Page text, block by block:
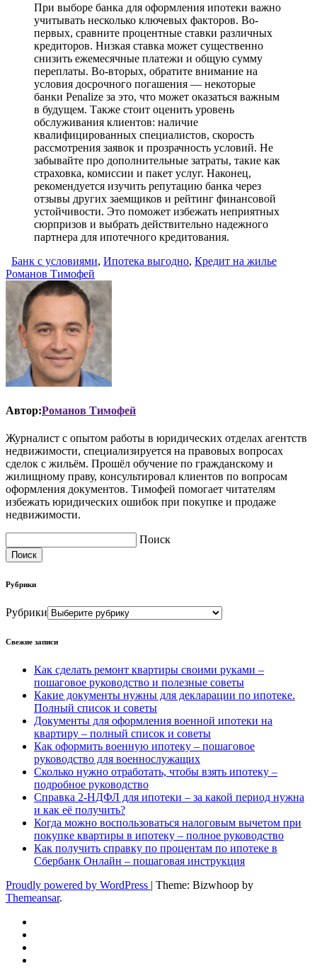
При выборе банка для оформления ипотеки важно
учитывать несколько ключевых факторов. Во-
первых, сравните процентные ставки различных
кредиторов. Низкая ставка может существенно
снизить ежемесячные платежи и общую сумму
переплаты. Во-вторых, обратите внимание на
условия досрочного погашения — некоторые
банки Penalize за это, что может оказаться важным
в будущем. Также стоит оценить уровень
обслуживания клиентов: наличие
квалифицированных специалистов, скорость
рассмотрения заявок и прозрачность условий. Не
забывайте про дополнительные затраты, такие как
страховка, комиссии и пакет услуг. Наконец,
рекомендуется изучить репутацию банка через
отзывы других заемщиков и рейтинг финансовой
устойчивости. Это поможет избежать неприятных
сюрпризов и выбрать действительно надежного
партнера для ипотечного кредитования.
Банк с условиями, Ипотека выгодно, Кредит на жилье
Романов Тимофей
Автор:Романов Тимофей
Журналист с опытом работы в юридических отделах агентств
недвижимости, специализируется на правовых вопросах
сделок с жильём. Прошёл обучение по гражданскому и
жилищному праву, консультировал клиентов по вопросам
оформления документов. Тимофей помогает читателям
избежать юридических ошибок при покупке и продаже
недвижимости.
Поиск
Поиск
Рубрики
Рубрики
Свежие записи
Как сделать ремонт квартиры своими руками –
пошаговое руководство и полезные советы
Какие документы нужны для декларации по ипотеке.
Полный список и советы
Документы для оформления военной ипотеки на
квартиру – полный список и советы
Как оформить военную ипотеку – пошаговое
руководство для военнослужащих
Сколько нужно отработать, чтобы взять ипотеку –
подробное руководство
Справка 2-НДФЛ для ипотеки – за какой период нужна
и как её получить?
Когда можно воспользоваться налоговым вычетом при
покупке квартиры в ипотеку – полное руководство
Как получить справку по процентам по ипотеке в
Сбербанк Онлайн – пошаговая инструкция
Proudly powered by WordPress | Theme: Bizwhoop by
Themeansar.